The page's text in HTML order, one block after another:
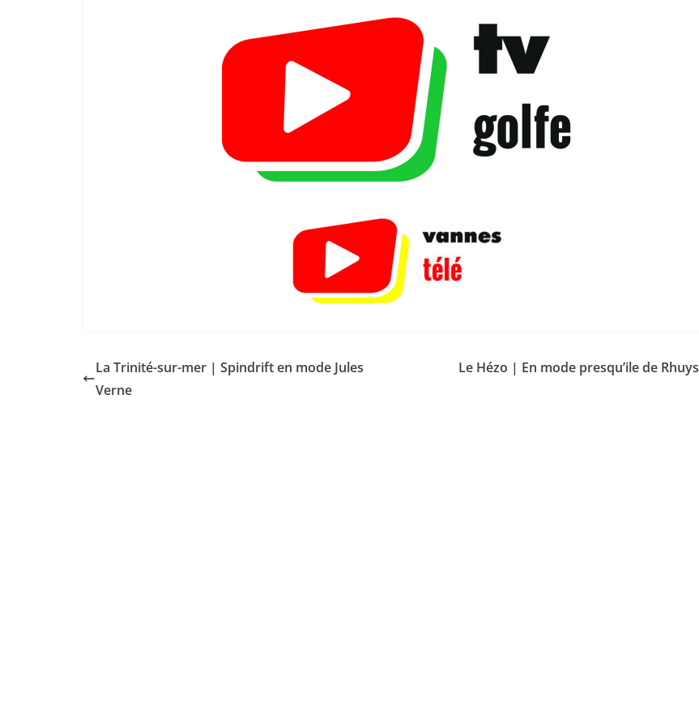
La Trinité-sur-mer | Spindrift en mode Jules
Verne
Le Hézo | En mode presqu’ile de Rhuys